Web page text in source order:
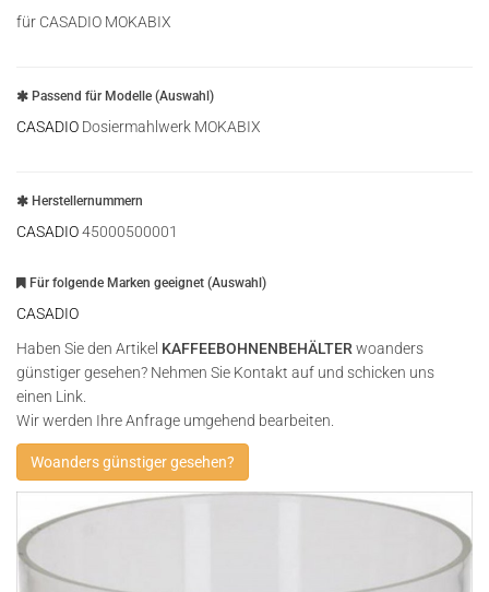
für CASADIO MOKABIX
Passend für Modelle (Auswahl)
CASADIO Dosiermahlwerk MOKABIX
Herstellernummern
CASADIO45000500001
Für folgende Marken geeignet (Auswahl)
CASADIO
Haben Sie den Artikel KAFFEEBOHNENBEHÄLTER woanders
günstiger gesehen? Nehmen Sie Kontakt auf und schicken uns
einen Link.
Wir werden Ihre Anfrage umgehend bearbeiten.
Woanders günstiger gesehen?